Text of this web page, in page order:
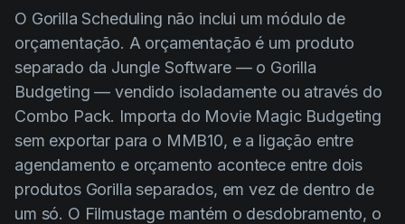
O Gorilla Scheduling não inclui um módulo de
orçamentação. A orçamentação é um produto
separado da Jungle Software — o Gorilla
Budgeting — vendido isoladamente ou através do
Combo Pack. Importa do Movie Magic Budgeting
sem exportar para o MMB10, e a ligação entre
agendamento e orçamento acontece entre dois
produtos Gorilla separados, em vez de dentro de
um só. O Filmustage mantém o desdobramento, o